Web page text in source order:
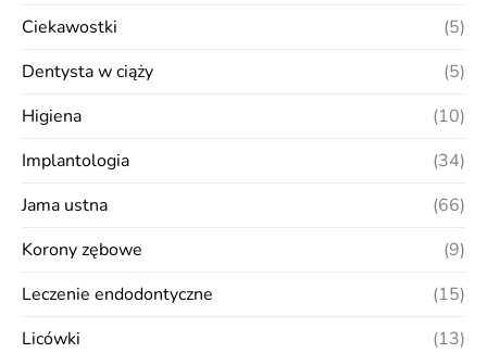
Ciekawostki
(5)
Dentysta w ciąży
(5)
Higiena
(10)
Implantologia
(34)
Jama ustna
(66)
Korony zębowe
(9)
Leczenie endodontyczne
(15)
Licówki
(13)